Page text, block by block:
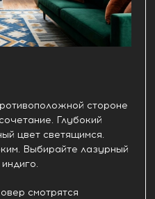
стороне
Глубокий
цвет светящимся.
Выбирайте лазурный
смотрятся